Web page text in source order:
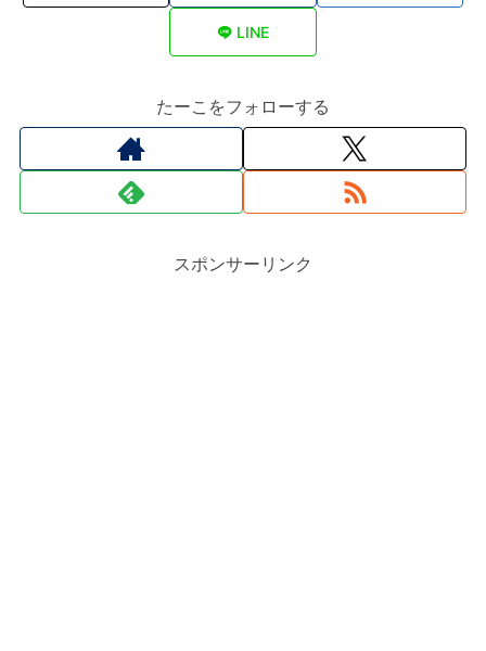
LINE
たーこをフォローする
スポンサーリンク